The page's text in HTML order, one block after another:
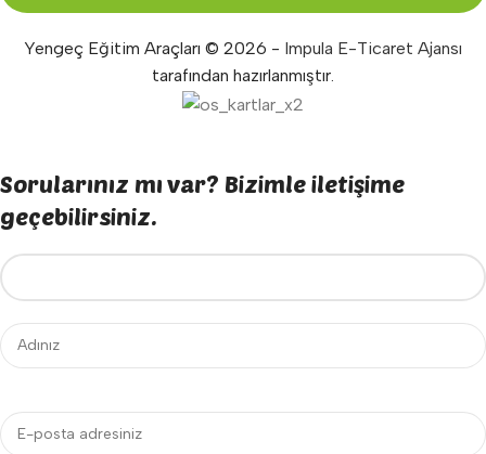
Yengeç Eğitim Araçları © 2026 - Impula E-Ticaret Ajansı
tarafından hazırlanmıştır.
Sorularınız mı var? Bizimle iletişime
geçebilirsiniz.